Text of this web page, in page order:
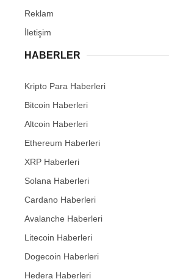
Reklam
İletişim
HABERLER
Kripto Para Haberleri
Bitcoin Haberleri
Altcoin Haberleri
Ethereum Haberleri
XRP Haberleri
Solana Haberleri
Cardano Haberleri
Avalanche Haberleri
Litecoin Haberleri
Dogecoin Haberleri
Hedera Haberleri